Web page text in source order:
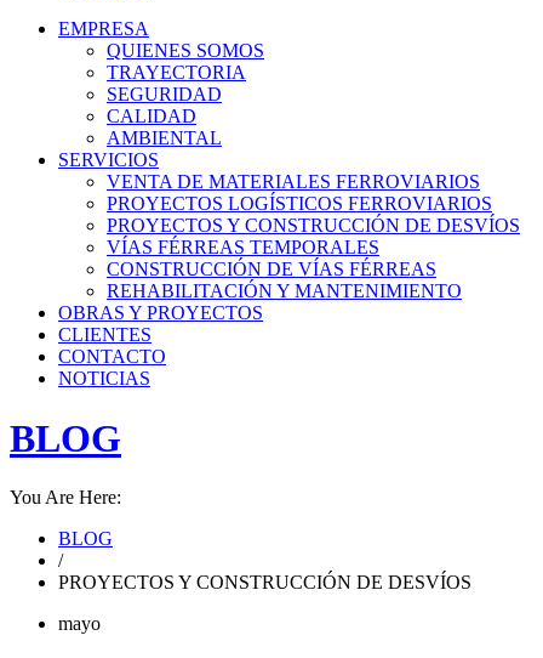
EMPRESA
QUIENES SOMOS
TRAYECTORIA
SEGURIDAD
CALIDAD
AMBIENTAL
SERVICIOS
VENTA DE MATERIALES FERROVIARIOS
PROYECTOS LOGÍSTICOS FERROVIARIOS
PROYECTOS Y CONSTRUCCIÓN DE DESVÍOS
VÍAS FÉRREAS TEMPORALES
CONSTRUCCIÓN DE VÍAS FÉRREAS
REHABILITACIÓN Y MANTENIMIENTO
OBRAS Y PROYECTOS
CLIENTES
CONTACTO
NOTICIAS
BLOG
You Are Here:
BLOG
/
PROYECTOS Y CONSTRUCCIÓN DE DESVÍOS
mayo